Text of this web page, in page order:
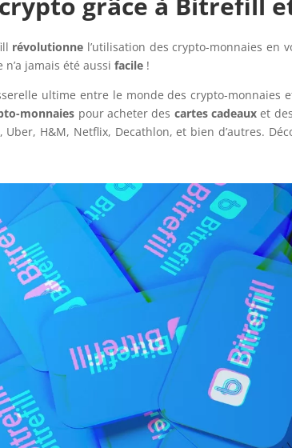
révolutionne l’utilisation des crypto-monnaies en
n’a jamais été aussifacile !
ultime entre le monde des crypto-monnaies
monnaies pour acheter des cartes cadeaux et
Uber, H&M, Netflix, Decathlon, et bien d’autres.